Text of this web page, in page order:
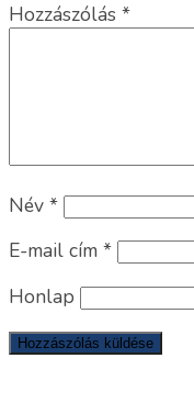
Hozzászólás *
Név *
E-mail cím *
Honlap